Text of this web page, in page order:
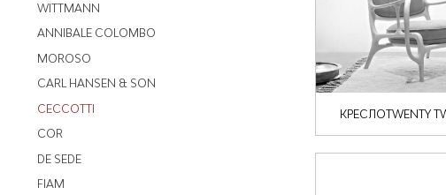
WITTMANN
ANNIBALE COLOMBO
MOROSO
CARL HANSEN & SON
CECCOTTI
COR
DE SEDE
FIAM
КРЕСЛОTWENTY